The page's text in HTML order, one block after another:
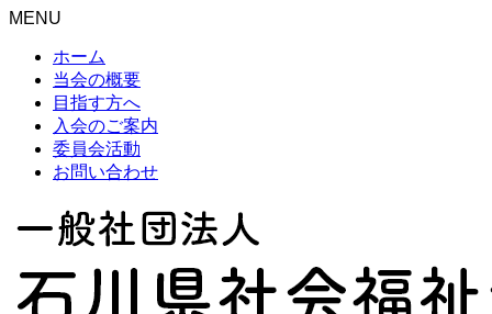
MENU
ホーム
当会の概要
目指す方へ
入会のご案内
委員会活動
お問い合わせ